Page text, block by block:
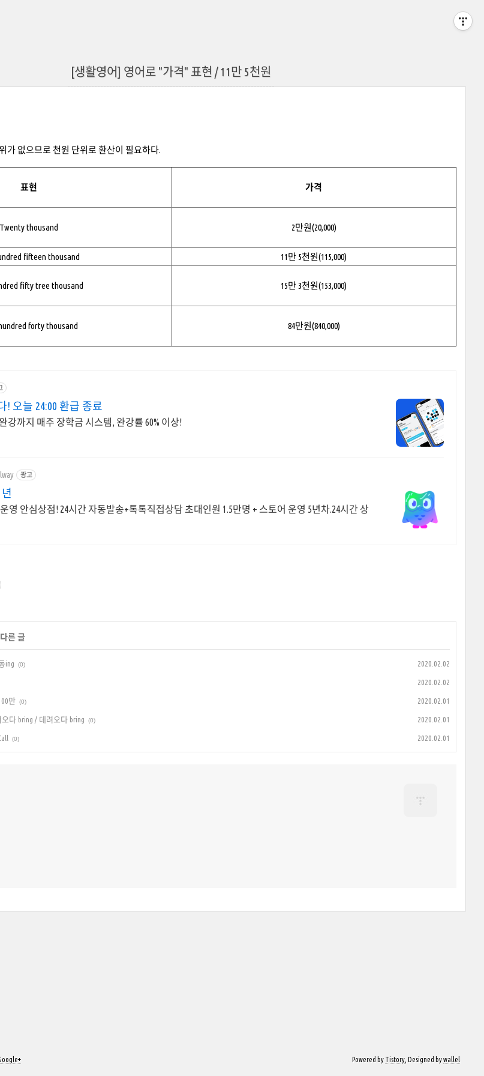
[생활영어] 영어로 "가격" 표현 / 11만 5천원
가 없으므로 천원 단위로 환산이 필요하다.
표현 가격
Twenty thousand 2만원(20,000)
fifteen thousand 11만 5천원(115,000)
fifty tree thousand 15만 3천원(153,000)
forty thousand 84만원(840,000)
! 오늘 24:00 환급 종료
강까지 매주 장학금 시스템, 완강률 60% 이상!
광고
영 안심상점! 24시간 자동발송+톡톡직접상담 초대인원 1.5만명 + 스토어 운영 5년차.24시간 상
른 글
ing (0) 2020.02.02
2020.02.02
만 (0) 2020.02.01
다 bring / 데려오다 bring (0) 2020.02.01
(0) 2020.02.01
Powered by Tistory , Designed bywallel